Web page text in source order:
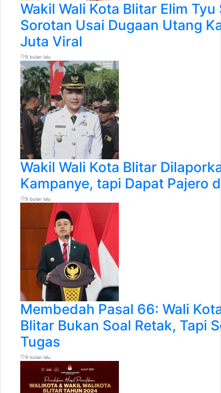
Wakil Wali Kota Blitar Elim Tyu
Sorotan Usai Dugaan Utang
Juta Viral
9 bulan lalu
Wakil Wali Kota Blitar
Kampanye, tapi Dapat Pajero
9 bulan lalu
Membedah Pasal 66: Wali
Blitar Bukan Soal Retak, Tapi
Tugas
9 bulan lalu